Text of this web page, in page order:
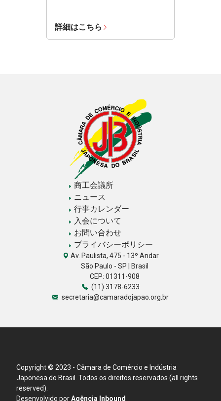
詳細はこちら
商工会議所
ニュース
行事カレンダー
入会について
お問い合わせ
プライバシーポリシー
Av. Paulista, 475 - 13º Andar
São Paulo - SP | Brasil
CEP: 01311-908
(11) 3178-6233
secretaria@camaradojapao.org.br
Copyright © 2023 - Câmara de Comércio e Indústria
Japonesa do Brasil. Todos os direitos reservados (all rights
reserved).
Desenvolvido porAgência Inbound